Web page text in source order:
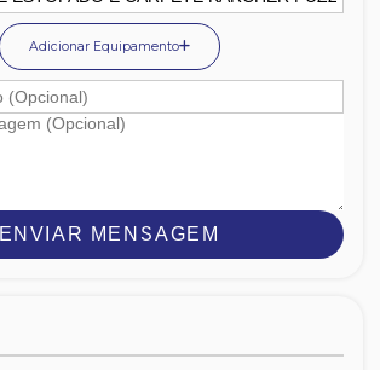
Adicionar Equipamento
ENVIAR MENSAGEM